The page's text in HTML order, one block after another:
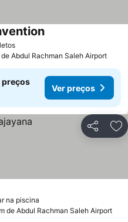
de Abdul Rachman Saleh Airport
preços
Ver preços
Partilhar
na piscina
de Abdul Rachman Saleh Airport